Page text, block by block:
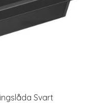
Svart